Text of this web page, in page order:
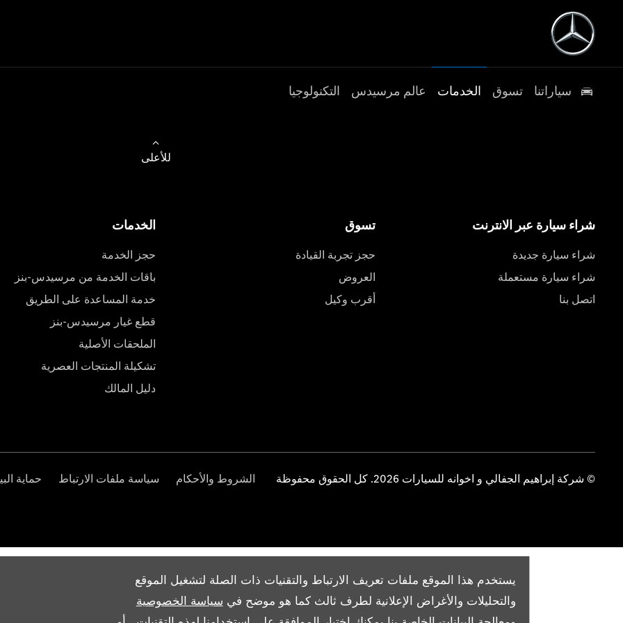
يستخدم هذا الموقع ملفات تعريف الارتباط والتقنيات ذات الصلة لتشغيل الموقع
والتحليلات والأغراض الإعلانية لطرف ثالث كما هو موضح في سياسة الخصوصية
سياراتنا تسوق الخدمات عالم مرسيدس التكنولوجيا
للأعلى
شراء سيارة عبر الانترنت
شراء سيارة جديدة
شراء سيارة مستعملة
اتصل بنا
تسوق
حجز تجربة القيادة
العروض
أقرب وكيل
الخدمات
حجز الخدمة
باقات الخدمة من مرسيدس-بنز
خدمة المساعدة على الطريق
قطع غيار مرسيدس-بنز
الملحقات الأصلية
تشكيلة المنتجات العصرية
دليل المالك
© شركة إبراهيم الجفالي و اخوانه للسيارات 2026. كل الحقوق محفوظة الشروط والأحكام سياسة ملفات الارتباط حماية